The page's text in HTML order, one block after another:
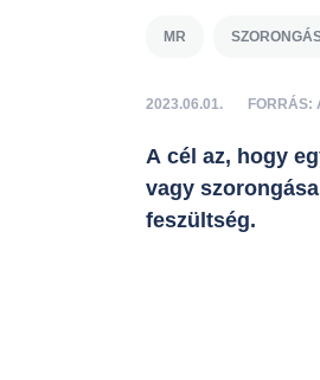
MR
2023.06.01.
A cél az, hogy
vagy
feszültség.